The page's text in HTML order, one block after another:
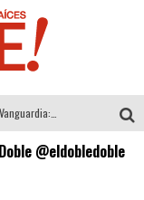
Sector Inmobiliario – recuperación a paso firme
@eldobledoble